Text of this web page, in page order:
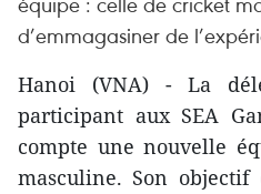
d’emmagasiner de
Hanoi (VNA) - La
participant aux SEA
compte une nouvelle
masculine. Son objectif